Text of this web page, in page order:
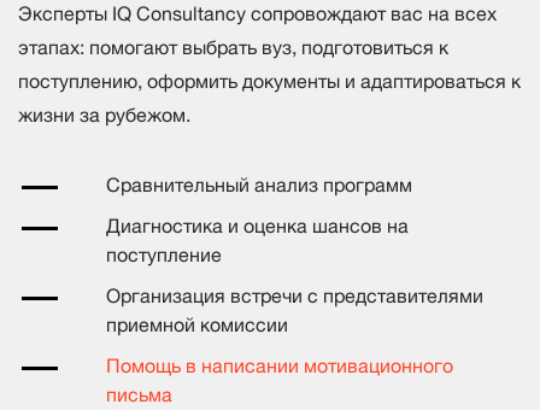
Эксперты IQ Consultancy сопровождают вас на всех
этапах: помогают выбрать вуз, подготовиться к
поступлению, оформить документы и адаптироваться к
жизни за рубежом.
Сравнительный анализ программ
Диагностика и оценка шансов на
поступление
Организация встречи с представителями
приемной комиссии
Помощь в написании мотивационного
письма